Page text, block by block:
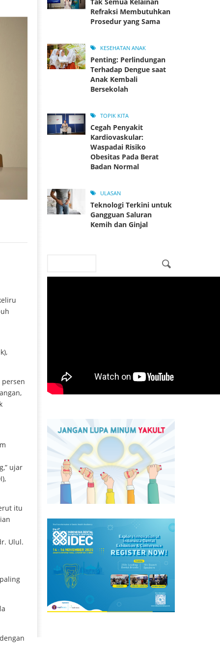
persen
ujar
itu
Ulul.
Refraksi Membutuhkan
Prosedur yang Sama
KESEHATAN ANAK
Penting: Perlindungan
Terhadap Dengue saat
Anak Kembali
Bersekolah
TOPIK KITA
Cegah Penyakit
Kardiovaskular:
Waspadai Risiko
Obesitas Pada Berat
Badan Normal
ULASAN
Teknologi Terkini untuk
Gangguan Saluran
Kemih dan Ginjal